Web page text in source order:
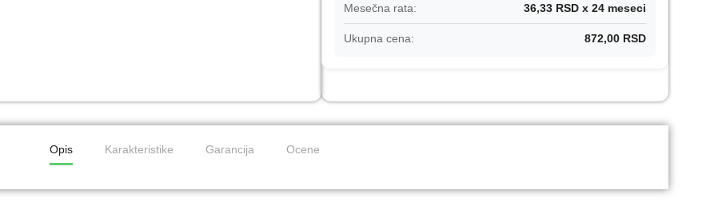
Mesečna rata: 36,33 RSD x 24 meseci
Ukupna cena: 872,00 RSD
Opis Karakteristike Garancija Ocene